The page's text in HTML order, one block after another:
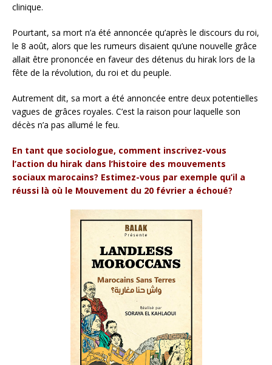
clinique.
Pourtant, sa mort n’a été annoncée qu’après le discours du roi,
le 8 août, alors que les rumeurs disaient qu’une nouvelle grâce
allait être prononcée en faveur des détenus du hirak lors de la
fête de la révolution, du roi et du peuple.
Autrement dit, sa mort a été annoncée entre deux potentielles
vagues de grâces royales. C’est la raison pour laquelle son
décès n’a pas allumé le feu.
En tant que sociologue, comment inscrivez-vous
l’action du hirak dans l’histoire des mouvements
sociaux marocains? Estimez-vous par exemple qu’il a
réussi là où le Mouvement du 20 février a échoué?